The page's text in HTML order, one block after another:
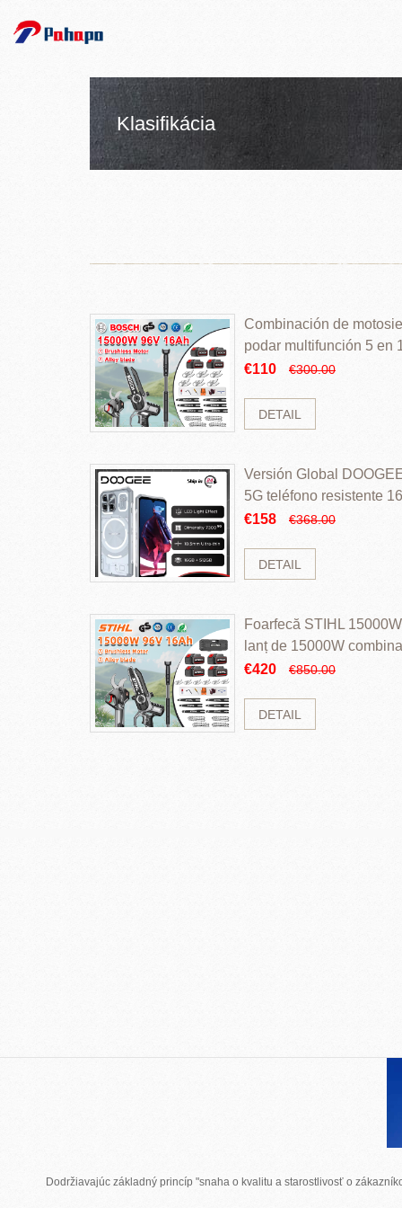
Klasifikácia
Combinación de
podar multifunción 5 en
€110
€300.00
DETAIL
Versión Global
5G teléfono resistente
ROM Mediatek
€158 €368.00
DETAIL
Foarfecă STIHL
lanț de 15000W
perii și baterie cu li
€420 €850.00
DETAIL
Dodržiavajúc základný princíp "snaha o kvalitu a starostlivosť o